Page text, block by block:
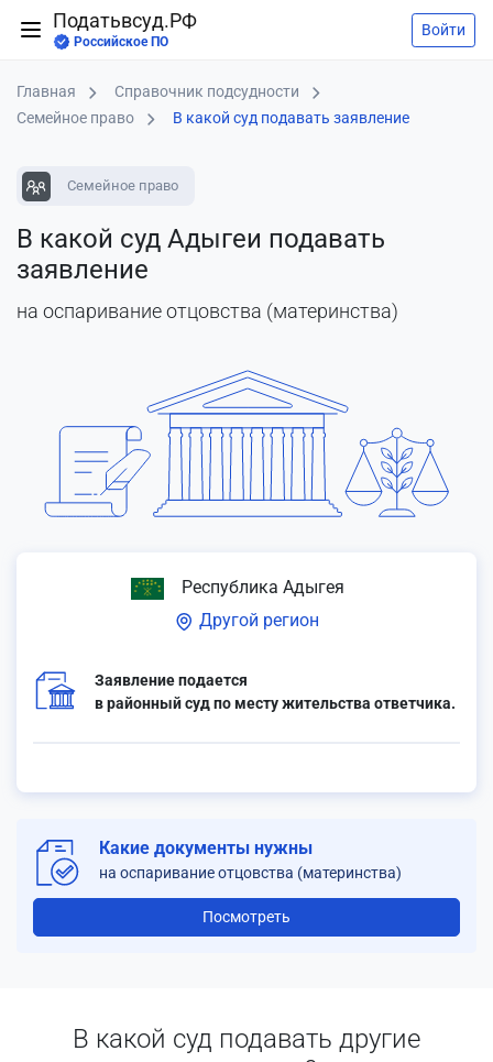
Податьвсуд.РФ
Российское ПО
Войти
Главная
Справочник подсудности
Семейное право
В какой суд подавать заявление
Семейное право
В какой суд Адыгеи подавать
заявление
на оспаривание отцовства (материнства)
Республика Адыгея
Другой регион
Заявление подается
в районный суд по месту жительства ответчика.
Какие документы нужны
на оспаривание отцовства (материнства)
Посмотреть
В какой суд подавать другие